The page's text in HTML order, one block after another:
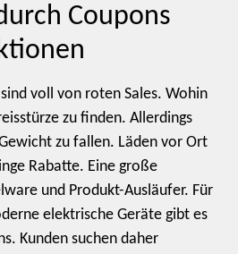
Coupons
voll von roten Sales. Wohin
zu finden. Allerdings
zu fallen. Läden vor Ort
Rabatte. Eine große
und Produkt-Ausläufer. Für
elektrische Geräte gibt es
Kunden suchen daher